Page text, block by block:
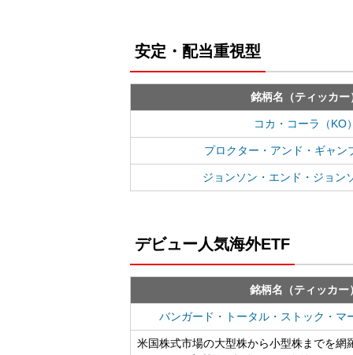
安定・配当重視型
銘柄名（ティッカー
コカ・コーラ（KO
プロクター・アンド・ギャン
ジョンソン・エンド・ジョン
デビュー人気海外ETF
銘柄名（ティッカー
バンガード・トータル・ストック・マ
米国株式市場の大型株から小型株までを網